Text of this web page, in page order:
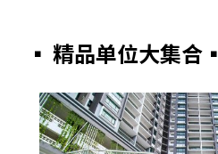
▪ 精品单位大集合▪